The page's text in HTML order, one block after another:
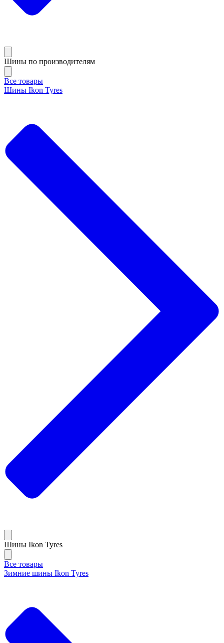
Шины по производителям
Все товары
Шины Ikon Tyres
Шины Ikon Tyres
Все товары
Зимние шины Ikon Tyres